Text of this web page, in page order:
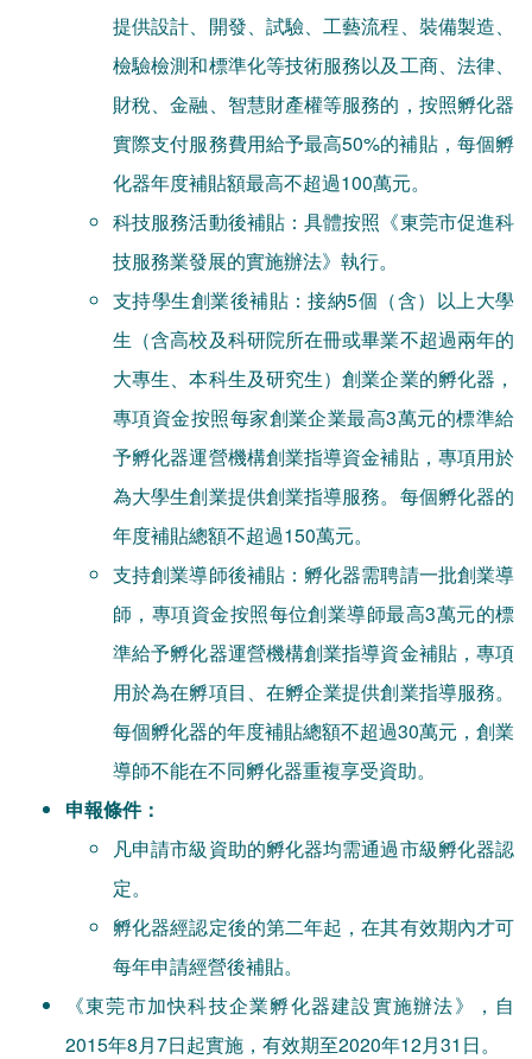
提供設計、開發、試驗、工藝流程、裝備製造、
檢驗檢測和標準化等技術服務以及工商、法律、
財稅、金融、智慧財產權等服務的，按照孵化器
實際支付服務費用給予最高50%的補貼，每個孵
化器年度補貼額最高不超過100萬元。
科技服務活動後補貼：具體按照《東莞市促進科
技服務業發展的實施辦法》執行。
支持學生創業後補貼：接納5個（含）以上大學
生（含高校及科研院所在冊或畢業不超過兩年的
大專生、本科生及研究生）創業企業的孵化器，
專項資金按照每家創業企業最高3萬元的標準給
予孵化器運營機構創業指導資金補貼，專項用於
為大學生創業提供創業指導服務。每個孵化器的
年度補貼總額不超過150萬元。
支持創業導師後補貼：孵化器需聘請一批創業導
師，專項資金按照每位創業導師最高3萬元的標
準給予孵化器運營機構創業指導資金補貼，專項
用於為在孵項目、在孵企業提供創業指導服務。
每個孵化器的年度補貼總額不超過30萬元，創業
導師不能在不同孵化器重複享受資助。
申報條件：
凡申請市級資助的孵化器均需通過市級孵化器認
定。
孵化器經認定後的第二年起，在其有效期內才可
每年申請經營後補貼。
《東莞市加快科技企業孵化器建設實施辦法》，自
2015年8月7日起實施，有效期至2020年12月31日。